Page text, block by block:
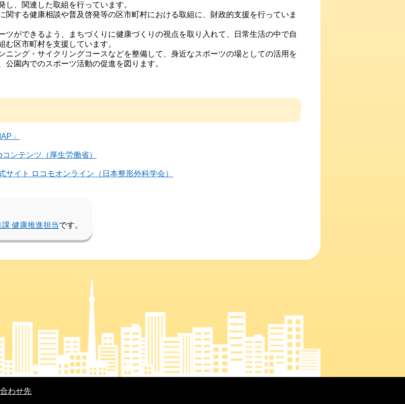
、関連した取組を行っています。
関する健康相談や普及啓発等の区市町村における取組に、財政的支援を行っていま
ツができるよう、まちづくりに健康づくりの視点を取り入れて、日常生活の中で自
区市町村を支援しています。
ニング・サイクリングコースなどを整備して、身近なスポーツの場としての活用を
園内でのスポーツ活動の促進を図ります。
」
ンテンツ（厚生労働省）
サイト ロコモオンライン（日本整形外科学会）
健康推進担当です。
わせ先